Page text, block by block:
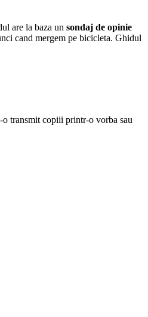
are la baza un sondaj de opinie
cand mergem pe bicicleta. Ghidul
transmit copiii printr-o vorba sau